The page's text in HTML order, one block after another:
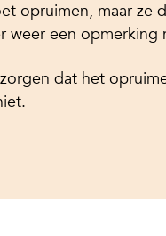
opruimen, maar ze
weer een opmerking
dat het